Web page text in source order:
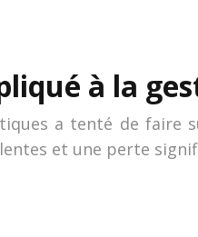
à la
a tenté de
et une perte